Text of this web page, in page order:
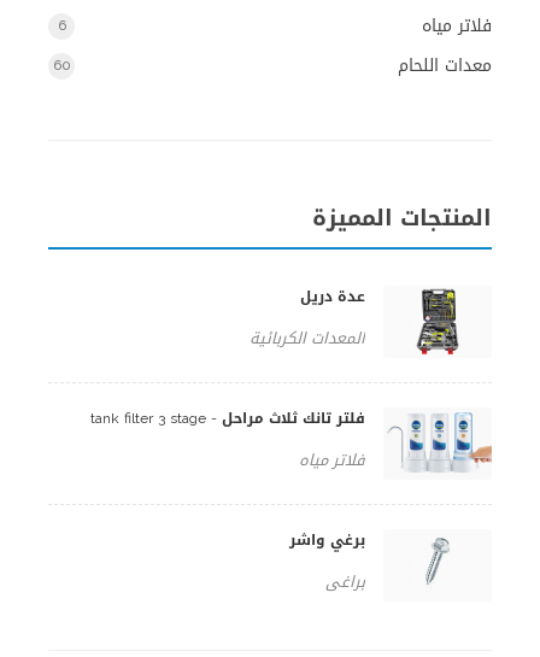
فلاتر مياه 6
معدات اللحام 60
المنتجات المميزة
عدة دريل
المعدات الكربائية
فلتر تانك ثلاث مراحل - tank filter 3 stage
فلاتر مياه
برغي واشر
براغي